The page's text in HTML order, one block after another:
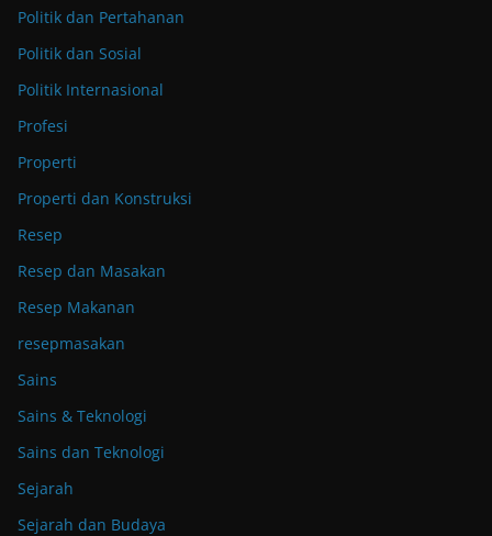
Politik dan Pertahanan
Politik dan Sosial
Politik Internasional
Profesi
Properti
Properti dan Konstruksi
Resep
Resep dan Masakan
Resep Makanan
resepmasakan
Sains
Sains & Teknologi
Sains dan Teknologi
Sejarah
Sejarah dan Budaya